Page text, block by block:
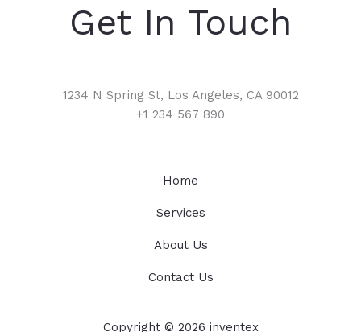
Get In Touch
1234 N Spring St, Los Angeles, CA 90012
+1 234 567 890
Home
Services
About Us
Contact Us
Copyright © 2026 inventex